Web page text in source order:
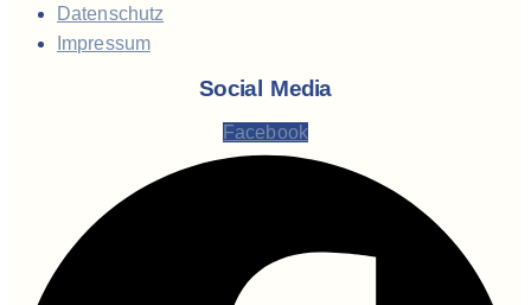
Datenschutz
Impressum
Social Media
Facebook